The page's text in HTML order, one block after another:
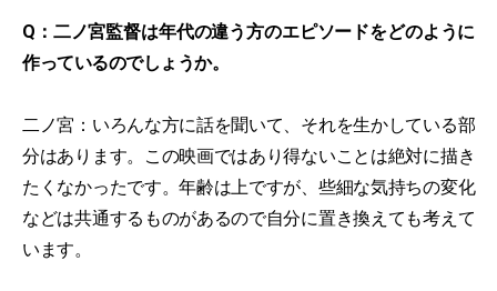
Q：二ノ宮監督は年代の違う方のエピソードをどのように
作っているのでしょうか。
二ノ宮：いろんな方に話を聞いて、それを生かしている部
分はあります。この映画ではあり得ないことは絶対に描き
たくなかったです。年齢は上ですが、些細な気持ちの変化
などは共通するものがあるので自分に置き換えても考えて
います。